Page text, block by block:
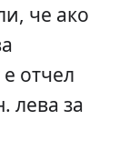
че ако
отчел
лева за